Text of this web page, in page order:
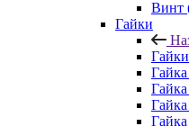
Винт
Гайки
Гайки